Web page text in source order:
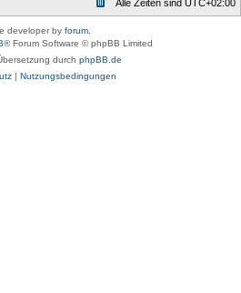
Alle Zeiten sind UTC+02:00
developer by forum
® Forum Software © phpBB Limited
durch phpBB.de
| Nutzungsbedingungen